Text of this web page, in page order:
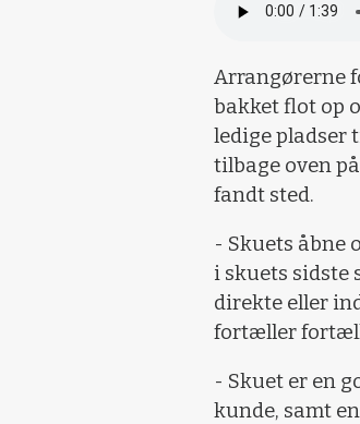
Arrangørerne
bakket flot op
ledige pladser
tilbage oven
fandt sted.
- Skuets åbne
i skuets sidste
direkte eller
fortæller
- Skuet er en
kunde, samt